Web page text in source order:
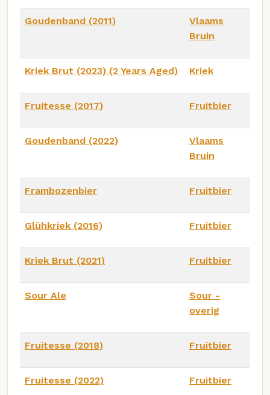
Goudenband (2011)
Vlaams
Bruin
Kriek Brut (2023) (2 Years Aged) Kriek
Fruitesse (2017) Fruitbier
Goudenband (2022)
Vlaams
Bruin
Frambozenbier Fruitbier
Glühkriek (2016) Fruitbier
Kriek Brut (2021) Fruitbier
Sour Ale
Sour -
overig
Fruitesse (2018) Fruitbier
Fruitesse (2022) Fruitbier